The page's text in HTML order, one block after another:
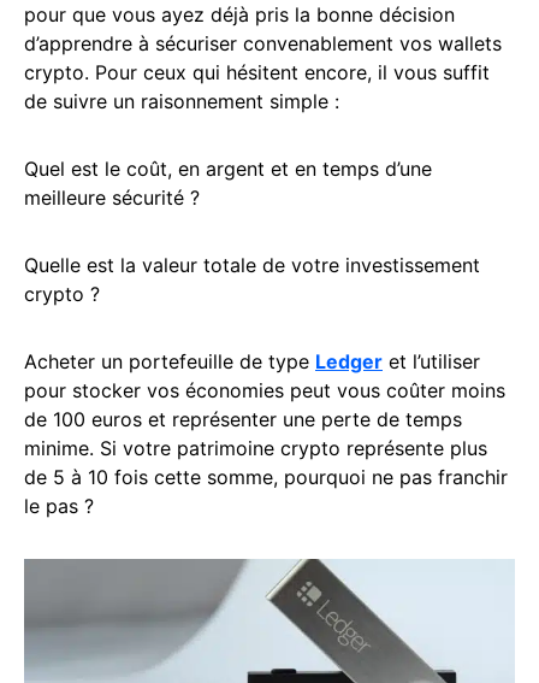
pour que vous ayez déjà pris la bonne décision
d’apprendre à sécuriser convenablement vos wallets
crypto. Pour ceux qui hésitent encore, il vous suffit
de suivre un raisonnement simple :
Quel est le coût, en argent et en temps d’une
meilleure sécurité ?
Quelle est la valeur totale de votre investissement
crypto ?
Acheter un portefeuille de type Ledger et l’utiliser
pour stocker vos économies peut vous coûter moins
de 100 euros et représenter une perte de temps
minime. Si votre patrimoine crypto représente plus
de 5 à 10 fois cette somme, pourquoi ne pas franchir
le pas ?